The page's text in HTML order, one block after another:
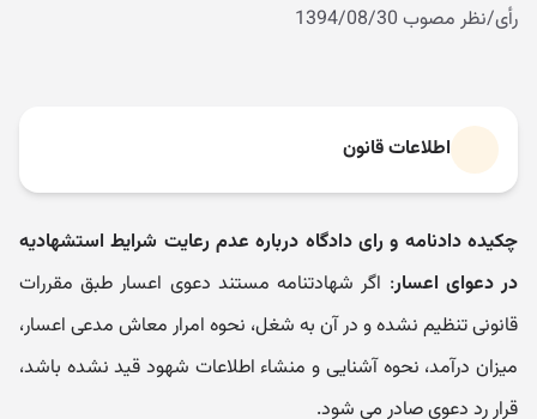
رأی/نظر مصوب 1394/08/30
اطلاعات قانون
چکیده دادنامه و رای دادگاه درباره عدم رعایت شرایط استشهادیه
در دعوای اعسار: اگر شهادتنامه مستند دعوی اعسار طبق مقررات
قانونی تنظیم نشده و در آن به شغل، نحوه امرار معاش مدعی اعسار،
میزان درآمد، نحوه آشنایی و منشاء اطلاعات شهود قید نشده باشد،
قرار رد دعوی صادر می شود.